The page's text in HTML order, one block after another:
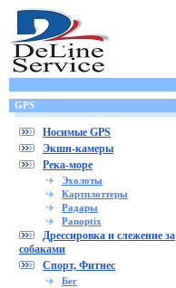
GPS
Носимые GPS
Экшн-камеры
Река-море
Эхолоты
Картплоттеры
Радары
Panoptix
Дрессировка и слежение за
собаками
Спорт, Фитнес
Бег